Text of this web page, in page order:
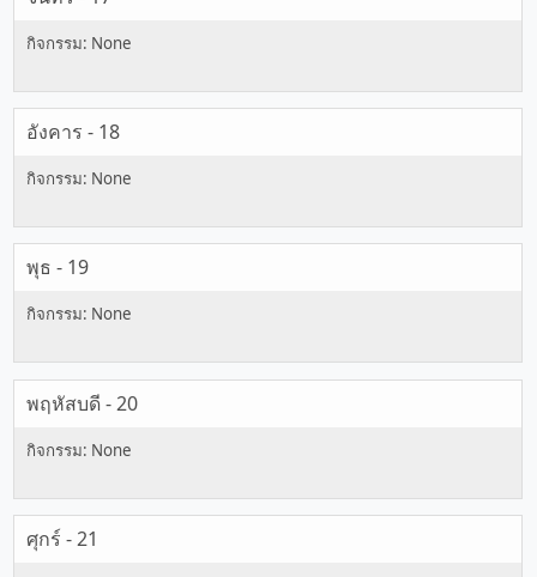
อังคาร - 18
พุธ - 19
พฤหัสบดี - 20
ศุกร์ - 21